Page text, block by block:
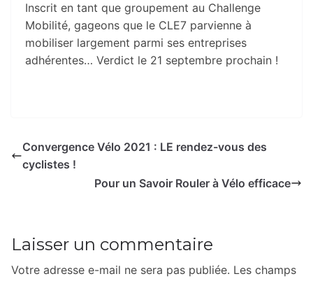
Inscrit en tant que groupement au Challenge
Mobilité, gageons que le CLE7 parvienne à
mobiliser largement parmi ses entreprises
adhérentes… Verdict le 21 septembre prochain !
Convergence Vélo 2021 : LE rendez-vous des
cyclistes !
Pour un Savoir Rouler à Vélo efficace
Laisser un commentaire
Votre adresse e-mail ne sera pas publiée. Les champs